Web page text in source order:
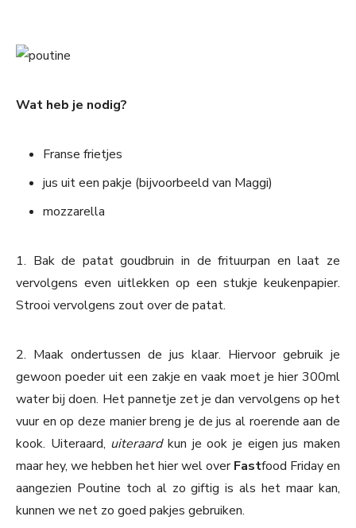
Wat heb je nodig?
Franse frietjes
jus uit een pakje (bijvoorbeeld van Maggi)
mozzarella
1. Bak de patat goudbruin in de frituurpan en laat ze
vervolgens even uitlekken op een stukje keukenpapier.
Strooi vervolgens zout over de patat.
2. Maak ondertussen de jus klaar. Hiervoor gebruik je
gewoon poeder uit een zakje en vaak moet je hier 300ml
water bij doen. Het pannetje zet je dan vervolgens op het
vuur en op deze manier breng je de jus al roerende aan de
kook. Uiteraard, uiteraardkun je ook je eigen jus maken
maar hey, we hebben het hier wel overFastfood Friday en
aangezien Poutine toch al zo giftig is als het maar kan,
kunnen we net zo goed pakjes gebruiken.